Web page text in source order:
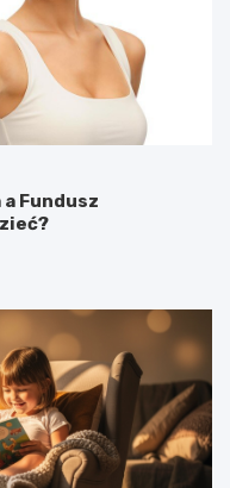
Fundusz